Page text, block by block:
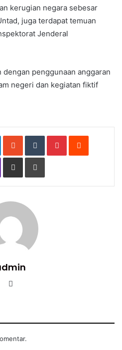
kerugian negara sebesar
juga terdapat temuan
Jenderal
penggunaan anggaran
negeri dan kegiatan fiktif
LinkedInStumbleUpon
TumblrPinterestReddit
Viber Share
Email
Print
Website